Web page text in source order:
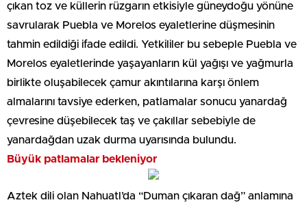
çıkan toz ve küllerin rüzgarın etkisiyle güneydoğu yönüne
savrularak Puebla ve Morelos eyaletlerine düşmesinin
tahmin edildiği ifade edildi. Yetkililer bu sebeple Puebla ve
Morelos eyaletlerinde yaşayanların kül yağışı ve yağmurla
birlikte oluşabilecek çamur akıntılarına karşı önlem
almalarını tavsiye ederken, patlamalar sonucu yanardağ
çevresine düşebilecek taş ve çakıllar sebebiyle de
yanardağdan uzak durma uyarısında bulundu.
Büyük patlamalar bekleniyor
Aztek dili olan Nahuatl’da “Duman çıkaran dağ” anlamına